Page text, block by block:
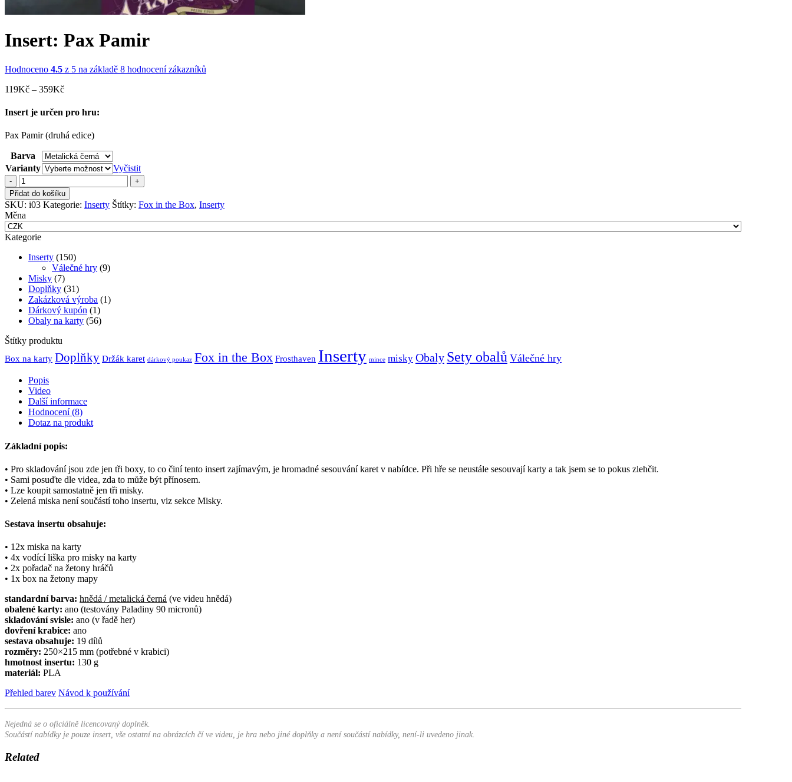
Insert: Pax Pamir
Hodnoceno 4.5 z 5 na základě 8 hodnocení zákazníků
119Kč – 359KčRozpětí
119Kč
až
359Kč
Insert je určen pro hru:
Pax Pamir (druhá edice)
Barva
Varianty
Vyčistit
Insert:
Pax
Pamir
množství
Přidat do košíku
SKU: i03 Kategorie: Inserty Štítky: Fox in the Box, Inserty
Měna
Kategorie
Inserty (150)
Válečné hry (9)
Misky (7)
Doplňky (31)
Zakázková výroba (1)
Dárkový kupón (1)
Obaly na karty (56)
Štítky produktu
Box na karty Doplňky Držák karet dárkový poukaz Fox in the Box Frosthaven Inserty mince misky Obaly Sety obalů Válečné hry
Popis
Video
Další informace
Hodnocení (8)
Dotaz na produkt
Základní popis:
• Pro skladování jsou zde jen tři boxy, to co činí tento insert zajímavým, je hromadné sesouvání karet v nabídce. Při hře se neustále sesouvají karty a tak jsem se to pokus zlehčit.
• Sami posuďte dle videa, zda to může být přínosem.
• Lze koupit samostatně jen tři misky.
• Zelená miska není součástí toho insertu, viz sekce Misky.
Sestava insertu obsahuje:
• 12x miska na karty
• 4x vodící liška pro misky na karty
• 2x pořadač na žetony hráčů
• 1x box na žetony mapy
standardní barva: hnědá / metalická černá (ve videu hnědá)
obalené karty: ano (testovány Paladiny 90 micronů)
skladování svisle: ano (v řadě her)
dovření krabice: ano
sestava obsahuje: 19 dílů
rozměry: 250×215 mm (potřebné v krabici)
hmotnost insertu: 130 g
materiál: PLA
Přehled barev Návod k používání
Nejedná se o oficiálně licencovaný doplněk.
Součástí nabídky je pouze insert, vše ostatní na obrázcích čí ve videu, je hra nebo jiné doplňky a není součástí nabídky, není-li uvedeno jinak.
Related